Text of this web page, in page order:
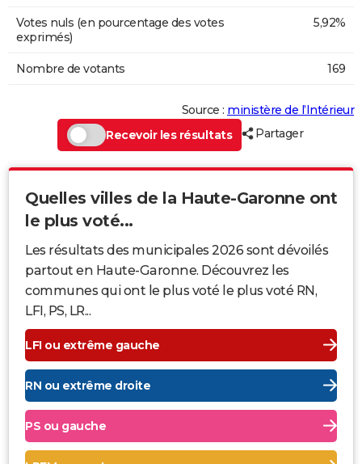
Votes nuls (en pourcentage des votes
exprimés)
5,92%
Nombre de votants 169
Source : ministère de l’Intérieur
Recevoir les résultats
Partager
Quelles villes de la Haute-Garonne ont
le plus voté...
Les résultats des municipales 2026 sont dévoilés
partout en Haute-Garonne. Découvrez les
communes qui ont le plus voté le plus voté RN,
LFI, PS, LR...
LFI ou extrême gauche
RN ou extrême droite
PS ou gauche